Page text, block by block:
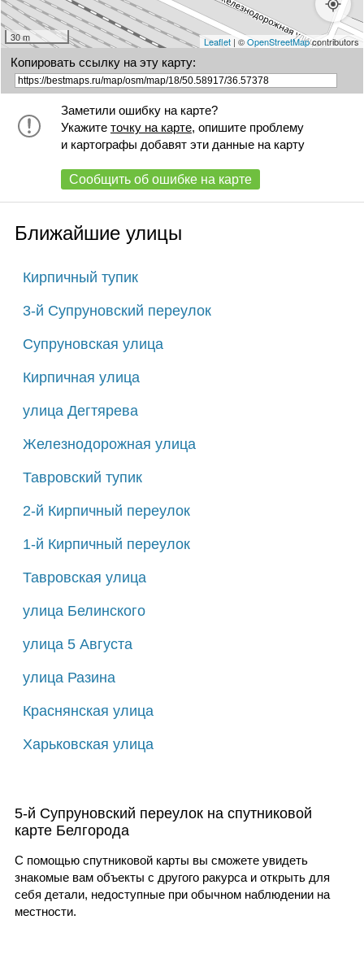
30 m Leaflet| ©OpenStreetMapcontributors
Копировать ссылку на эту карту:
Заметили ошибку на карте?
Укажите точку на карте, опишите проблему
и картографы добавят эти данные на карту
Сообщить об ошибке на карте
Ближайшие улицы
Кирпичный тупик
3-й Супруновский переулок
Супруновская улица
Кирпичная улица
улица Дегтярева
Железнодорожная улица
Тавровский тупик
2-й Кирпичный переулок
1-й Кирпичный переулок
Тавровская улица
улица Белинского
улица 5 Августа
улица Разина
Краснянская улица
Харьковская улица
5-й Супруновский переулок на спутниковой
карте Белгорода
С помощью спутниковой карты вы сможете увидеть
знакомые вам объекты с другого ракурса и открыть для
себя детали, недоступные при обычном наблюдении на
местности.